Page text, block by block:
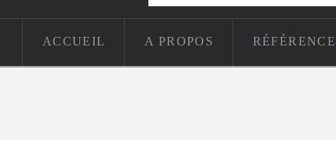
ACCUEIL A PROPOS